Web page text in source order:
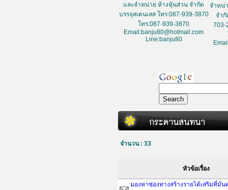
และจำหน่าย ห้างหุ้นส่วน จำกัด
บรรจุสเตนเลส โทร:087-939-3870
โทร:087-939-3870
Email:banju80@hotmail.com
Line:banju80
จำหน่
จำกั
703-
จำนวน : 33
หัวข้อเรื่อง
มองหาช่องทางสร้างรายได้เสริมที่มั่น